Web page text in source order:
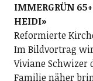
IMMERGRÜN
HEIDI»
Reformierte
Im Bildvortrag
Viviane Schwizer
Familie näher